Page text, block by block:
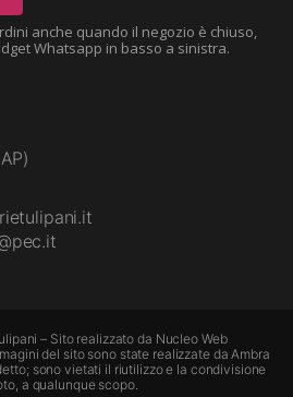
anche quando il negozio è chiuso,
Whatsapp in basso a sinistra.
– Sito realizzato da Nucleo Web
del sito sono state realizzate da Ambra
sono vietati il riutilizzo e la condivisione
a qualunque scopo.